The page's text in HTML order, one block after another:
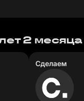
2 месяца
Сделаем